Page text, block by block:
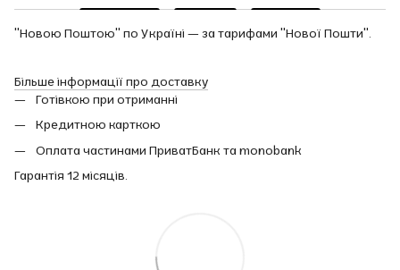
"Новою Поштою" по Україні — за тарифами "Нової Пошти".
Більше інформації про доставку
Готівкою при отриманні
Кредитною карткою
Оплата частинами ПриватБанк та monobank
Гарантія 12 місяців.